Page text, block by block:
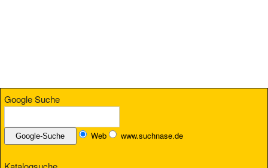
Google Suche
Web www.suchnase.de